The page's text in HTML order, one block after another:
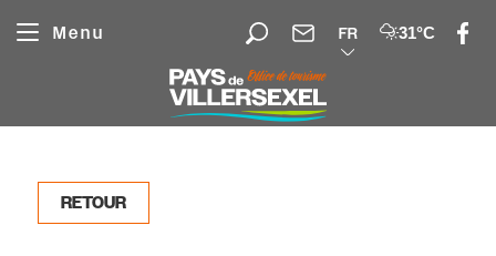
Menu FR 31°C
RETOUR